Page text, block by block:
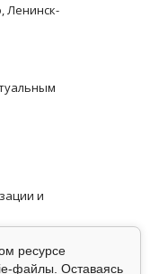
Ленинск-
и
ресурсе
файлы. Оставаясь